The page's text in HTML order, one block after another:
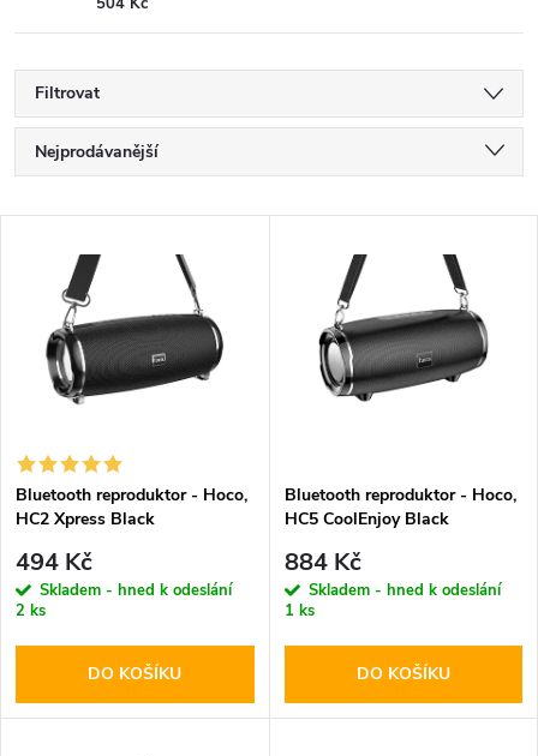
Filtrovat
Ř
a
í
p
r
o
d
Nejprodávanější
Abecedně
s
p
r
o
d
Bluetooth reproduktor - Hoco,
HC2 Xpress Black
494 Kč
Skladem - hned k odeslání
2 ks
DO KOŠÍKU
Bluetooth reproduktor - Hoco,
HC5 CoolEnjoy Black
884 Kč
Skladem - hned k odeslání
1 ks
DO KOŠÍKU